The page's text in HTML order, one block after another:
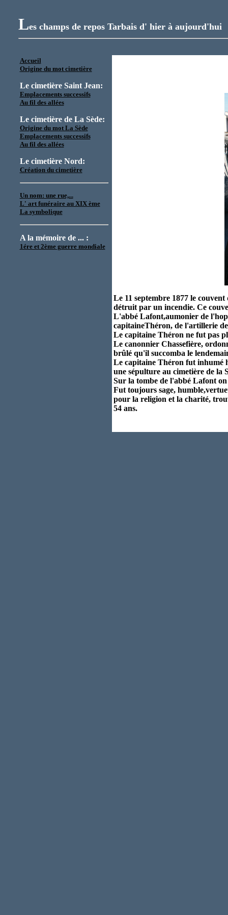
Les champs de repos Tarbais d' hier à aujourd'hui
Accueil
Origine du mot cimetière
Le cimetière Saint Jean:
Emplacements successifs
Au fil des allées
Le cimetière de La Sède:
Origine du mot La Sède
Emplacements successifs
Au fil des allées
Le cimetière Nord:
Création du cimetière
Un nom: une rue,...
L' art funéraire au XIX ème
La symbolique
A la mémoire de ... :
1ére et 2ème guerre mondiale
Le 11 septembre 1877 le
détruit par un incendie. Ce
L'abbé Lafont,aumonier de
capitaineThéron, de l'artillerie
Le capitaine Théron ne fut pas
Le canonnier Chassefière,
brûlé qu'il succomba le
Le capitaine Théron fut inhumé
une sépulture au cimetière de la
Sur la tombe de l'abbé Lafont
Fut toujours sage,
pour la religion et la charité,
54 ans.